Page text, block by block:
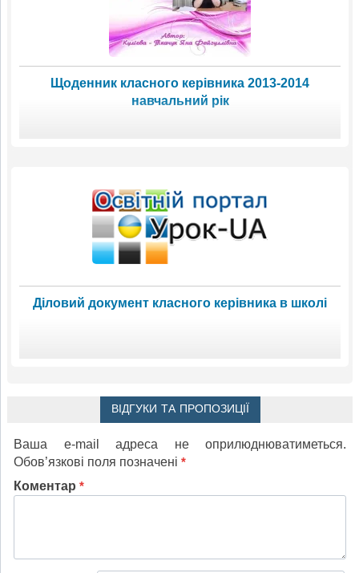
Щоденник класного керівника 2013-2014
навчальний рік
Діловий документ класного керівника в школі
ВІДГУКИ ТА ПРОПОЗИЦІЇ
Ваша e-mail адреса не оприлюднюватиметься.
Обов’язкові поля позначені *
Коментар *